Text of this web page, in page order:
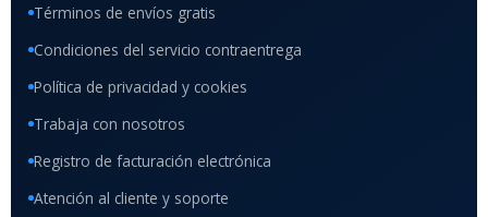
Términos de envíos gratis
Condiciones del servicio contraentrega
Política de privacidad y cookies
Trabaja con nosotros
Registro de facturación electrónica
Atención al cliente y soporte